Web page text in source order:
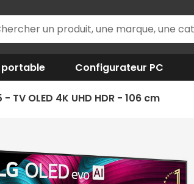
portable Configurateur PC
- TV OLED 4K UHD HDR - 106 cm